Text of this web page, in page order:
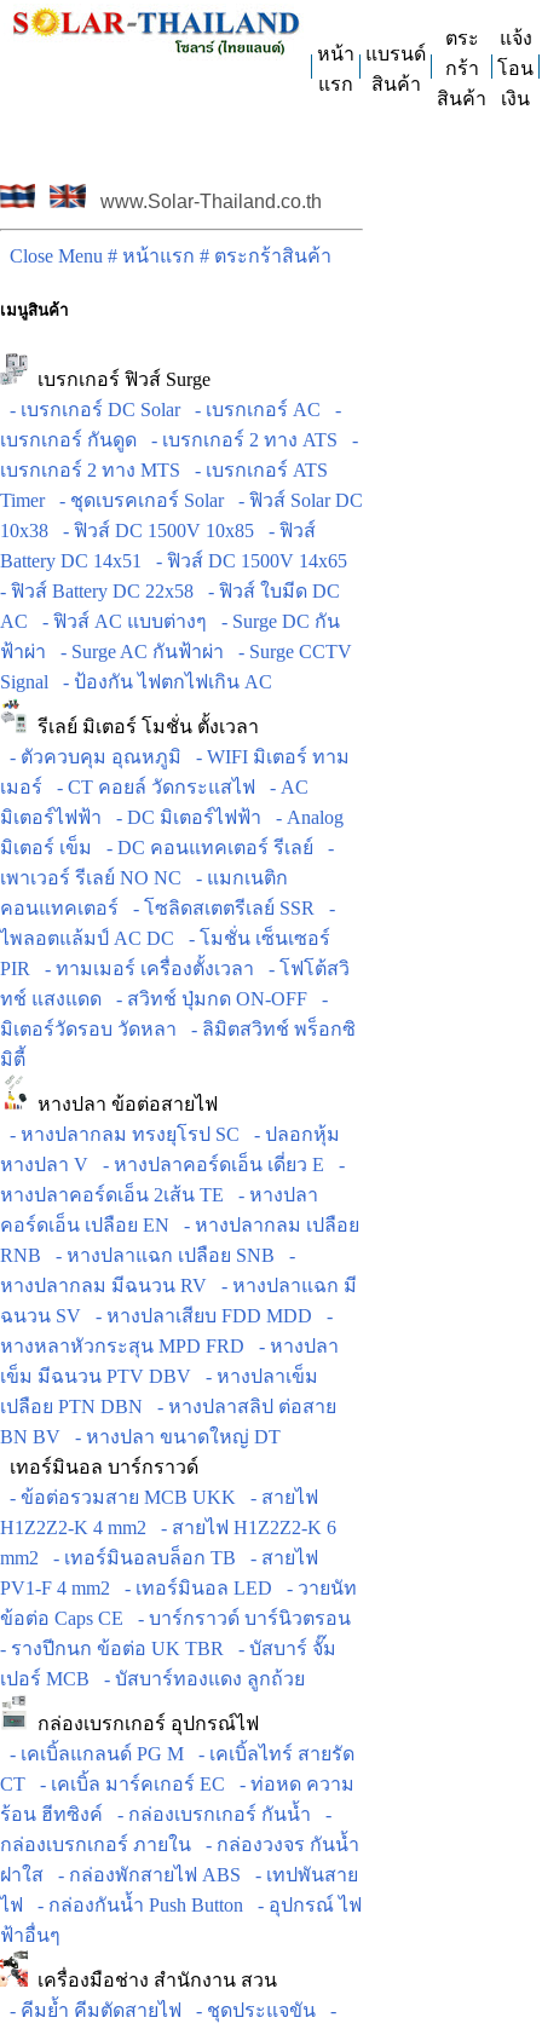
หน้า
แรก
แบรนด์
สินค้า
ตระ
กร้า
สินค้า
แจ้ง
โอน
เงิน
www.Solar-Thailand.co.th
Close Menu # หน้าแรก # ตระกร้าสินค้า
เมนูสินค้า
เบรกเกอร์ ฟิวส์ Surge
- เบรกเกอร์ DC Solar
- เบรกเกอร์ AC
-
เบรกเกอร์ กันดูด
- เบรกเกอร์ 2 ทาง ATS
-
เบรกเกอร์ 2 ทาง MTS
- เบรกเกอร์ ATS
Timer
- ชุดเบรคเกอร์ Solar
- ฟิวส์ Solar DC
10x38
- ฟิวส์ DC 1500V 10x85
- ฟิวส์
Battery DC 14x51
- ฟิวส์ DC 1500V 14x65
- ฟิวส์ Battery DC 22x58
- ฟิวส์ ใบมีด DC
AC
- ฟิวส์ AC แบบต่างๆ
- Surge DC กัน
ฟ้าผ่า
- Surge AC กันฟ้าผ่า
- Surge CCTV
Signal
- ป้องกัน ไฟตกไฟเกิน AC
รีเลย์ มิเตอร์ โมชั่น ตั้งเวลา
- ตัวควบคุม อุณหภูมิ
- WIFI มิเตอร์ ทาม
เมอร์
- CT คอยล์ วัดกระแสไฟ
- AC
มิเตอร์ไฟฟ้า
- DC มิเตอร์ไฟฟ้า
- Analog
มิเตอร์ เข็ม
- DC คอนแทคเตอร์ รีเลย์
-
เพาเวอร์ รีเลย์ NO NC
- แมกเนติก
คอนแทคเตอร์
- โซลิดสเตตรีเลย์ SSR
-
ไพลอตแล้มป์ AC DC
- โมชั่น เซ็นเซอร์
PIR
- ทามเมอร์ เครื่องตั้งเวลา
- โฟโต้สวิ
ทช์ แสงแดด
- สวิทช์ ปุ่มกด ON-OFF
-
มิเตอร์วัดรอบ วัดหลา
- ลิมิตสวิทช์ พร็อกซิ
มิตี้
หางปลา ข้อต่อสายไฟ
- หางปลากลม ทรงยุโรป SC
- ปลอกหุ้ม
หางปลา V
- หางปลาคอร์ดเอ็น เดี่ยว E
-
หางปลาคอร์ดเอ็น 2เส้น TE
- หางปลา
คอร์ดเอ็น เปลือย EN
- หางปลากลม เปลือย
RNB
- หางปลาแฉก เปลือย SNB
-
หางปลากลม มีฉนวน RV
- หางปลาแฉก มี
ฉนวน SV
- หางปลาเสียบ FDD MDD
-
หางหลาหัวกระสุน MPD FRD
- หางปลา
เข็ม มีฉนวน PTV DBV
- หางปลาเข็ม
เปลือย PTN DBN
- หางปลาสลิป ต่อสาย
BN BV
- หางปลา ขนาดใหญ่ DT
เทอร์มินอล บาร์กราวด์
- ข้อต่อรวมสาย MCB UKK
- สายไฟ
H1Z2Z2-K 4 mm2
- สายไฟ H1Z2Z2-K 6
mm2
- เทอร์มินอลบล็อก TB
- สายไฟ
PV1-F 4 mm2
- เทอร์มินอล LED
- วายนัท
ข้อต่อ Caps CE
- บาร์กราวด์ บาร์นิวตรอน
- รางปีกนก ข้อต่อ UK TBR
- บัสบาร์ จั๊ม
เปอร์ MCB
- บัสบาร์ทองแดง ลูกถ้วย
กล่องเบรกเกอร์ อุปกรณ์ไฟ
- เคเบิ้ลแกลนด์ PG M
- เคเบิ้ลไทร์ สายรัด
CT
- เคเบิ้ล มาร์คเกอร์ EC
- ท่อหด ความ
ร้อน ฮีทซิงค์
- กล่องเบรกเกอร์ กันน้ำ
-
กล่องเบรกเกอร์ ภายใน
- กล่องวงจร กันน้ำ
ฝาใส
- กล่องพักสายไฟ ABS
- เทปพันสาย
ไฟ
- กล่องกันน้ำ Push Button
- อุปกรณ์ ไฟ
ฟ้าอื่นๆ
เครื่องมือช่าง สำนักงาน สวน
- คีมย้ำ คีมตัดสายไฟ
- ชุดประแจขัน
-